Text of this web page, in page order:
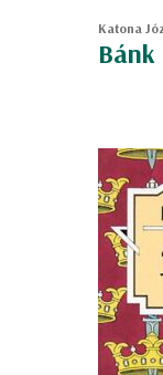
Katona
Bánk